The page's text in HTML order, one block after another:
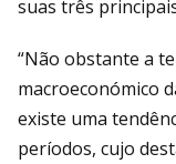
suas três
“Não obstante a
macroeconómico
existe uma
períodos, cujo